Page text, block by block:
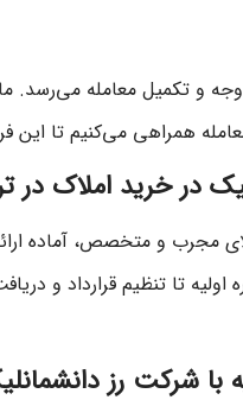
و تکمیل معامله می‌رسد.
همراهی می‌کنیم تا این
در خرید املاک در
مجرب و متخصص، آماده
تا تنظیم قرارداد و
با شرکت رز